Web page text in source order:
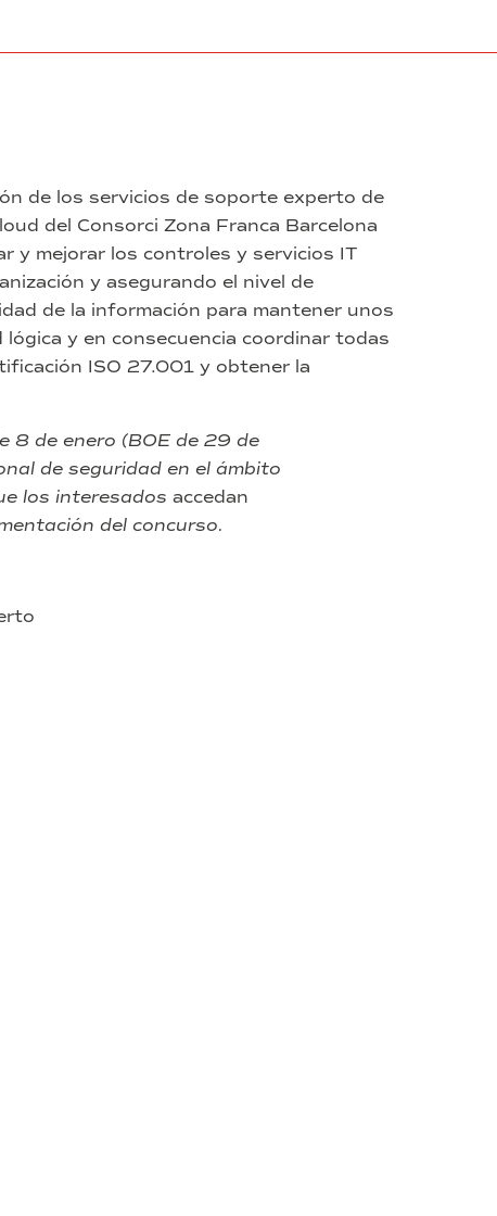
de los servicios de soporte experto de
del Consorci Zona Franca Barcelona
y mejorar los controles y servicios IT
y asegurando el nivel de
de la información para mantener unos
y en consecuencia coordinar todas
ISO 27.001 y obtener la
8 de enero (BOE de 29 de
de seguridad en el ámbito
los interesados accedan
del concurso.